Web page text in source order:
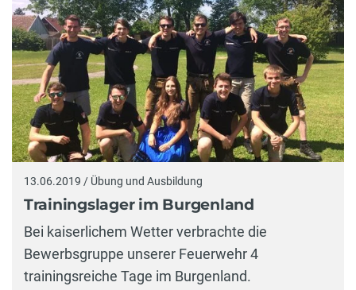
13.06.2019 / Übung und Ausbildung
Trainingslager im Burgenland
Bei kaiserlichem Wetter verbrachte die
Bewerbsgruppe unserer Feuerwehr 4
trainingsreiche Tage im Burgenland.